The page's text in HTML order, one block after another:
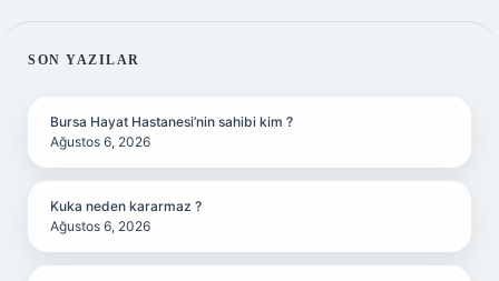
SIDEBAR
SON YAZILAR
Bursa Hayat Hastanesi’nin sahibi kim ?
Ağustos 6, 2026
Kuka neden kararmaz ?
Ağustos 6, 2026